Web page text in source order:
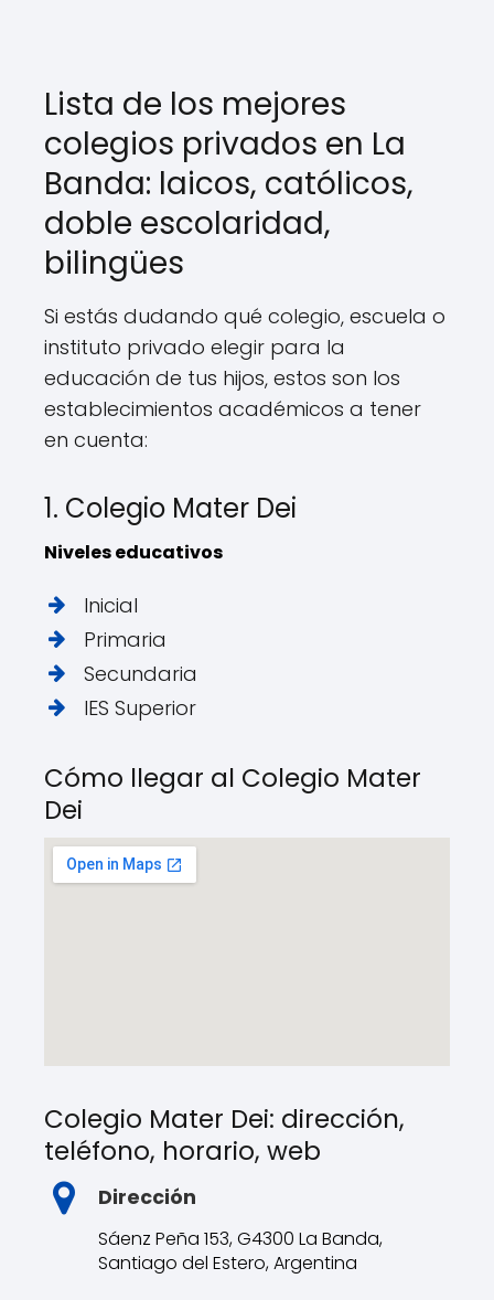
Lista de los mejores
colegios privados en La
Banda: laicos, católicos,
doble escolaridad,
bilingües
Si estás dudando qué colegio, escuela o
instituto privado elegir para la
educación de tus hijos, estos son los
establecimientos académicos a tener
en cuenta:
1. Colegio Mater Dei
Niveles educativos
Inicial
Primaria
Secundaria
IES Superior
Cómo llegar al Colegio Mater
Dei
Colegio Mater Dei: dirección,
teléfono, horario, web
Dirección
Sáenz Peña 153, G4300 La Banda,
Santiago del Estero, Argentina